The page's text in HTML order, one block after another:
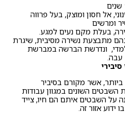
אל חסון ומוצק, בעל פרווה
ומרשים
בעלת מקם נעים למגע.
מתבצעת נשירה מסיבית, שיגרת
ונדרשת הברשה במברשת
עבה.
ביותר, אשר מקורם בסיביר
השונים במגוון עבודות
על השבטים איתם הם חיו, צייד
ידוע אזור זה.